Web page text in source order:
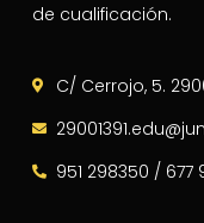
de cualificación.
C/ Cerrojo, 5.
951 298350 / 677